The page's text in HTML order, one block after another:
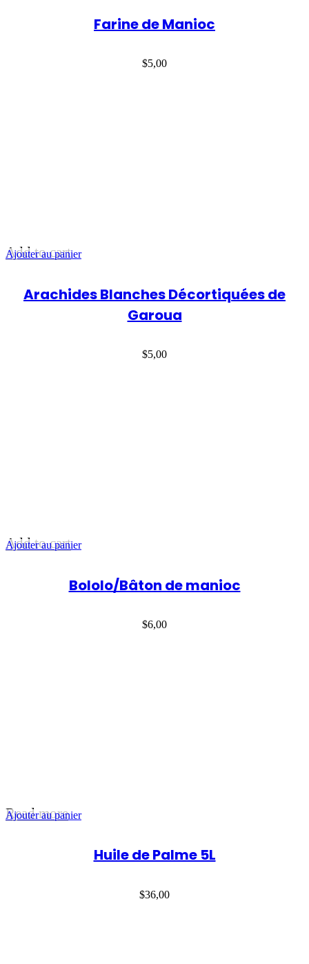
Farine de Manioc
$5,00
Add to cart
Ajouter au panier
Arachides Blanches Décortiquées de
Garoua
$5,00
Add to cart
Ajouter au panier
Bololo/Bâton de manioc
$6,00
Read more
Ajouter au panier
Huile de Palme 5L
$36,00